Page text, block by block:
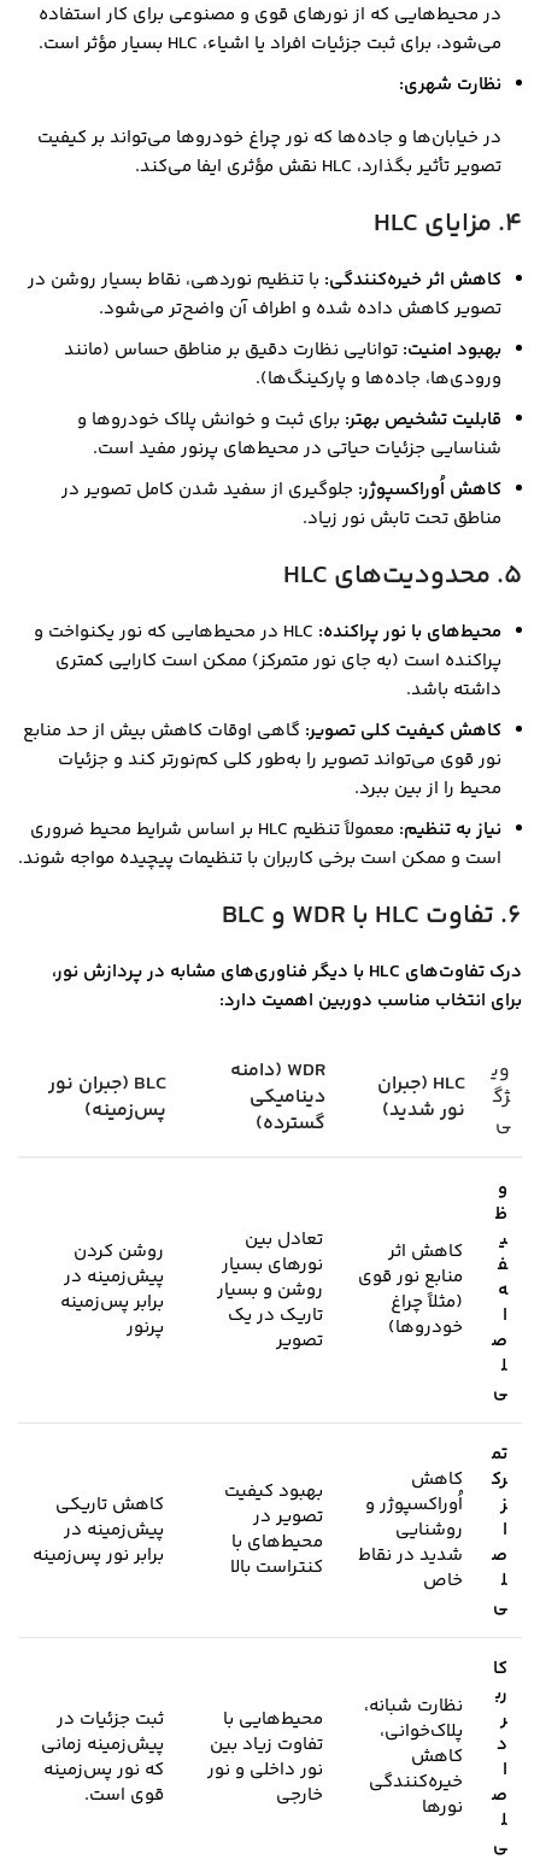
در محیط‌هایی که از نورهای قوی و مصنوعی برای کار استفاده
می‌شود، برای ثبت جزئیات افراد یا اشیاء، HLC بسیار مؤثر است.
نظارت شهری:
در خیابان‌ها و جاده‌ها که نور چراغ خودروها می‌تواند بر کیفیت
تصویر تأثیر بگذارد، HLC نقش مؤثری ایفا می‌کند.
4. مزایای HLC
کاهش اثر خیره‌کنندگی: با تنظیم نوردهی، نقاط بسیار روشن در
تصویر کاهش داده شده و اطراف آن واضح‌تر می‌شود.
بهبود امنیت: توانایی نظارت دقیق بر مناطق حساس (مانند
ورودی‌ها، جاده‌ها و پارکینگ‌ها).
قابلیت تشخیص بهتر: برای ثبت و خوانش پلاک خودروها و
شناسایی جزئیات حیاتی در محیط‌های پرنور مفید است.
کاهش اُوراکسپوژر: جلوگیری از سفید شدن کامل تصویر در
مناطق تحت تابش نور زیاد.
5. محدودیت‌های HLC
محیط‌های با نور پراکنده:
HLC در محیط‌هایی که نور یکنواخت و
پراکنده است (به جای نور متمرکز) ممکن است کارایی کمتری
داشته باشد.
کاهش کیفیت کلی تصویر: گاهی اوقات کاهش بیش از حد منابع
نور قوی می‌تواند تصویر را به‌طور کلی کم‌نورتر کند و جزئیات
محیط را از بین ببرد.
نیاز به تنظیم:
معمولاً تنظیم HLC بر اساس شرایط محیط ضروری
است و ممکن است برخی کاربران با تنظیمات پیچیده مواجه شوند.
6. تفاوت HLC با WDR و BLC
درک تفاوت‌های HLC با دیگر فناوری‌های مشابه در پردازش نور،
برای انتخاب مناسب دوربین اهمیت دارد:
وی
ژگ
ی
HLC (جبران
نور شدید)
WDR (دامنه
دینامیکی
گسترده)
BLC (جبران نور
پس‌زمینه)
و
ظ
ی
ف
ه
ا
ص
ل
ی
کاهش اثر
منابع نور قوی
(مثلاً چراغ
خودروها)
تعادل بین
نورهای بسیار
روشن و بسیار
تاریک در یک
تصویر
روشن کردن
پیش‌زمینه در
برابر پس‌زمینه
پرنور
تم
رک
ز
ا
ص
ل
ی
کاهش
اُوراکسپوژر و
روشنایی
شدید در نقاط
خاص
بهبود کیفیت
تصویر در
محیط‌های با
کنتراست بالا
کاهش تاریکی
پیش‌زمینه در
برابر نور پس‌زمینه
کا
رب
ر
د
ا
ص
ل
ی
نظارت شبانه،
پلاک‌خوانی،
کاهش
خیره‌کنندگی
نورها
محیط‌هایی با
تفاوت زیاد بین
نور داخلی و نور
خارجی
ثبت جزئیات در
پیش‌زمینه زمانی
که نور پس‌زمینه
قوی است.